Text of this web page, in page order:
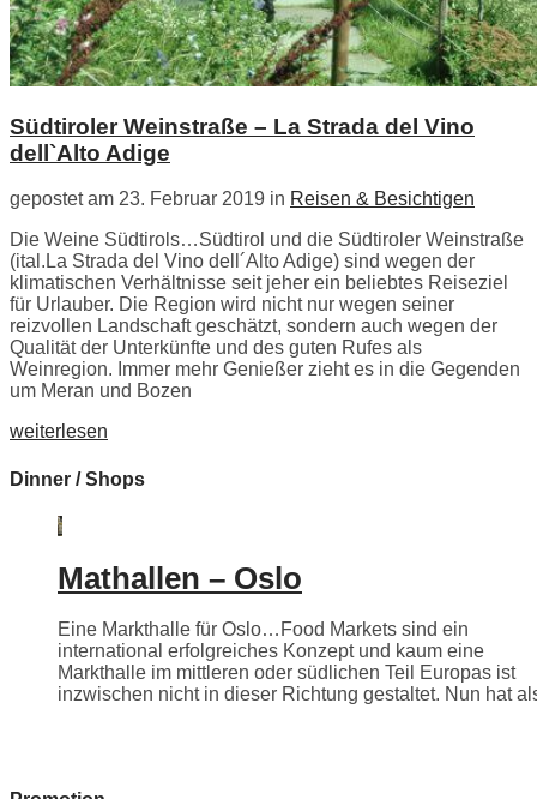
Südtiroler Weinstraße – La Strada del Vino
dell`Alto Adige
gepostet am 23. Februar 2019 in Reisen & Besichtigen
Die Weine Südtirols…Südtirol und die Südtiroler Weinstraße
(ital.La Strada del Vino dell´Alto Adige) sind wegen der
klimatischen Verhältnisse seit jeher ein beliebtes Reiseziel
für Urlauber. Die Region wird nicht nur wegen seiner
reizvollen Landschaft geschätzt, sondern auch wegen der
Qualität der Unterkünfte und des guten Rufes als
Weinregion. Immer mehr Genießer zieht es in die Gegenden
um Meran und Bozen
weiterlesen
Dinner / Shops
Mathallen – Oslo
Eine Markthalle für Oslo…Food Markets sind ein
international erfolgreiches Konzept und kaum eine
Markthalle im mittleren oder südlichen Teil Europas ist
inzwischen nicht in dieser Richtung gestaltet. Nun hat